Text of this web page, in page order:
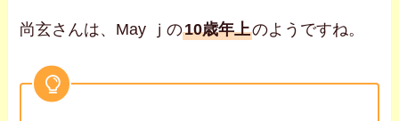
尚玄さんは、May ｊの10歳年上のようですね。